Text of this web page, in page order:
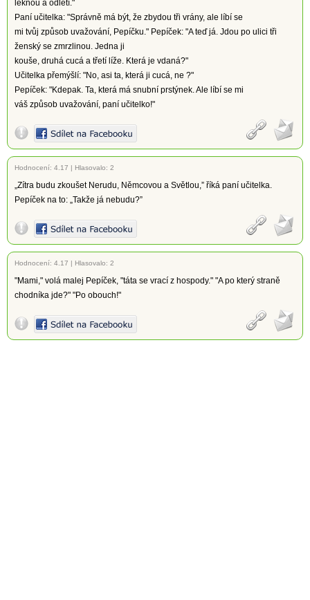
leknou a odletí."
Paní učitelka: "Správně má být, že zbydou tři vrány, ale líbí se
mi tvůj způsob uvažování, Pepíčku." Pepíček: "A teď já. Jdou po ulici tři
ženský se zmrzlinou. Jedna ji
kouše, druhá cucá a třetí líže. Která je vdaná?"
Učitelka přemýšlí: "No, asi ta, která ji cucá, ne ?"
Pepíček: "Kdepak. Ta, která má snubní prstýnek. Ale líbí se mi
váš způsob uvažování, paní učitelko!"
Hodnocení: 4.17 | Hlasovalo: 2
„Zítra budu zkoušet Nerudu, Němcovou a Světlou,” říká paní učitelka.
Pepíček na to: „Takže já nebudu?”
Hodnocení: 4.17 | Hlasovalo: 2
"Mami," volá malej Pepíček, "táta se vrací z hospody." "A po který straně
chodníka jde?" "Po obouch!"